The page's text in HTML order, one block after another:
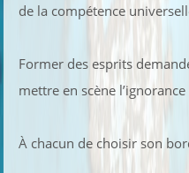
de la compétence
Former des esprits
mettre en scène
À chacun de choisir son